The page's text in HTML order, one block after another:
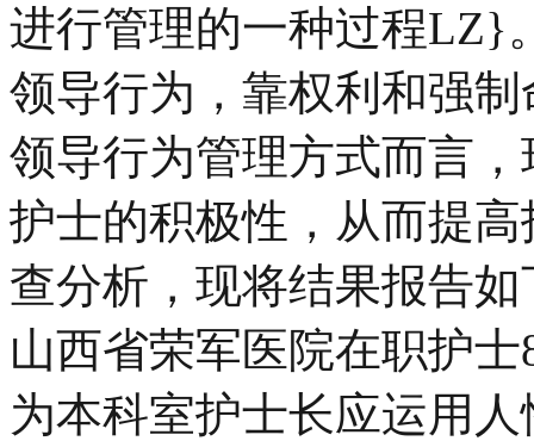
进行管理的一种过程LZ}
领导行为，靠权利和强
领导行为管理方式而言
护士的积极性，从而提
查分析，现将结果报告
山西省荣军医院在职护
为本科室护士长应运用